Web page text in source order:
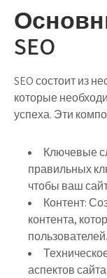
SEO
SEO состоит из
которые
успеха. Эти
Ключевые
правильных
чтобы ваш
Контент:
контента,
пользователей.
аспектов